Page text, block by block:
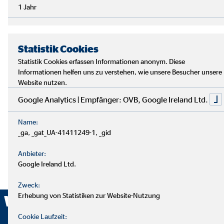
Wir sind ausgezeichnet!
1 Jahr
Statistik Cookies
Statistik Cookies erfassen Informationen anonym. Diese
Informationen helfen uns zu verstehen, wie unsere Besucher unsere
Website nutzen.
Google Analytics | Empfänger: OVB, Google Ireland Ltd.
Name:
_ga, _gat_UA-41411249-1, _gid
Anbieter:
Google Ireland Ltd.
Zweck:
Erhebung von Statistiken zur Website-Nutzung
Cookie Laufzeit: